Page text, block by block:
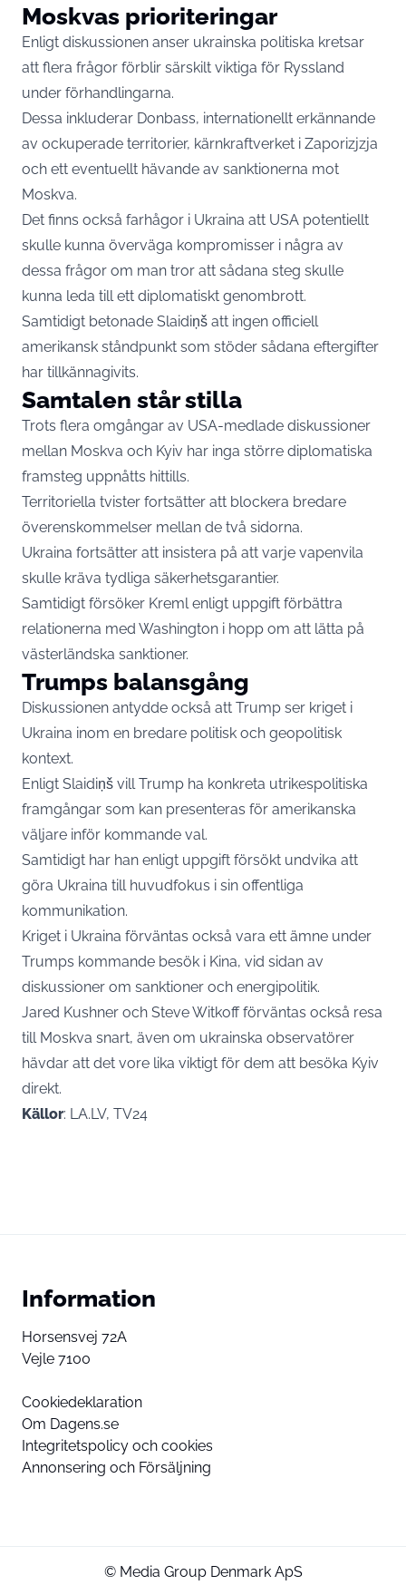
Moskvas prioriteringar
Enligt diskussionen anser ukrainska politiska kretsar
att flera frågor förblir särskilt viktiga för Ryssland
under förhandlingarna.
Dessa inkluderar Donbass, internationellt erkännande
av ockuperade territorier, kärnkraftverket i Zaporizjzja
och ett eventuellt hävande av sanktionerna mot
Moskva.
Det finns också farhågor i Ukraina att USA potentiellt
skulle kunna överväga kompromisser i några av
dessa frågor om man tror att sådana steg skulle
kunna leda till ett diplomatiskt genombrott.
Samtidigt betonade Slaidiņš att ingen officiell
amerikansk ståndpunkt som stöder sådana eftergifter
har tillkännagivits.
Samtalen står stilla
Trots flera omgångar av USA-medlade diskussioner
mellan Moskva och Kyiv har inga större diplomatiska
framsteg uppnåtts hittills.
Territoriella tvister fortsätter att blockera bredare
överenskommelser mellan de två sidorna.
Ukraina fortsätter att insistera på att varje vapenvila
skulle kräva tydliga säkerhetsgarantier.
Samtidigt försöker Kreml enligt uppgift förbättra
relationerna med Washington i hopp om att lätta på
västerländska sanktioner.
Trumps balansgång
Diskussionen antydde också att Trump ser kriget i
Ukraina inom en bredare politisk och geopolitisk
kontext.
Enligt Slaidiņš vill Trump ha konkreta utrikespolitiska
framgångar som kan presenteras för amerikanska
väljare inför kommande val.
Samtidigt har han enligt uppgift försökt undvika att
göra Ukraina till huvudfokus i sin offentliga
kommunikation.
Kriget i Ukraina förväntas också vara ett ämne under
Trumps kommande besök i Kina, vid sidan av
diskussioner om sanktioner och energipolitik.
Jared Kushner och Steve Witkoff förväntas också resa
till Moskva snart, även om ukrainska observatörer
hävdar att det vore lika viktigt för dem att besöka Kyiv
direkt.
Källor: LA.LV, TV24
Information
Horsensvej 72A
Vejle 7100
Cookiedeklaration
Om Dagens.se
Integritetspolicy och cookies
Annonsering och Försäljning
© Media Group Denmark ApS